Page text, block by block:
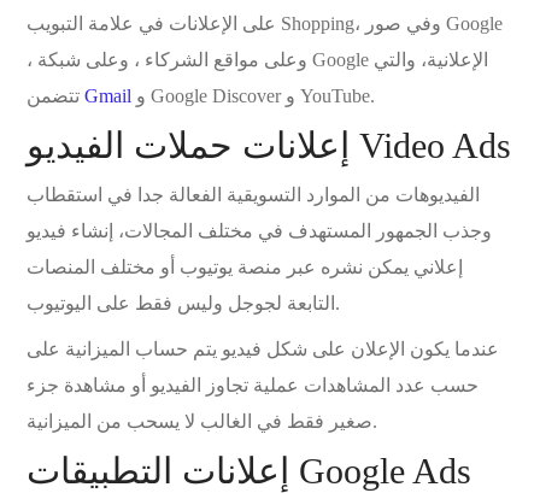
على الإعلانات في علامة التبويب Shopping، وفي صور Google
، وعلى مواقع الشركاء ، وعلى شبكة Google الإعلانية، والتي
تتضمنGmail و Google Discover و YouTube.
إعلانات حملات الفيديو Video Ads
الفيديوهات من الموارد التسويقية الفعالة جدا في استقطاب
وجذب الجمهور المستهدف في مختلف المجالات، إنشاء فيديو
إعلاني يمكن نشره عبر منصة يوتيوب أو مختلف المنصات
التابعة لجوجل وليس فقط على اليوتيوب.
عندما يكون الإعلان على شكل فيديو يتم حساب الميزانية على
حسب عدد المشاهدات عملية تجاوز الفيديو أو مشاهدة جزء
صغير فقط في الغالب لا يسحب من الميزانية.
إعلانات التطبيقات Google Ads